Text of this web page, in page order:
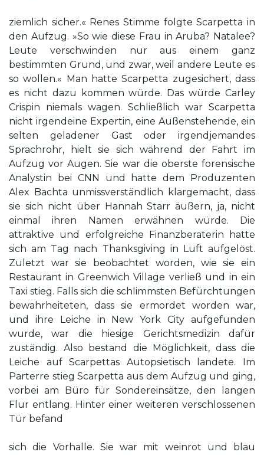
ziemlich sicher.« Renes Stimme folgte Scarpetta in
den Aufzug. »So wie diese Frau in Aruba? Natalee?
Leute verschwinden nur aus einem ganz
bestimmten Grund, und zwar, weil andere Leute es
so wollen.« Man hatte Scarpetta zugesichert, dass
es nicht dazu kommen würde. Das würde Carley
Crispin niemals wagen. Schließlich war Scarpetta
nicht irgendeine Expertin, eine Außenstehende, ein
selten geladener Gast oder irgendjemandes
Sprachrohr, hielt sie sich während der Fahrt im
Aufzug vor Augen. Sie war die oberste forensische
Analystin bei CNN und hatte dem Produzenten
Alex Bachta unmissverständlich klargemacht, dass
sie sich nicht über Hannah Starr äußern, ja, nicht
einmal ihren Namen erwähnen würde. Die
attraktive und erfolgreiche Finanzberaterin hatte
sich am Tag nach Thanksgiving in Luft aufgelöst.
Zuletzt war sie beobachtet worden, wie sie ein
Restaurant in Greenwich Village verließ und in ein
Taxi stieg. Falls sich die schlimmsten Befürchtungen
bewahrheiteten, dass sie ermordet worden war,
und ihre Leiche in New York City aufgefunden
wurde, war die hiesige Gerichtsmedizin dafür
zuständig. Also bestand die Möglichkeit, dass die
Leiche auf Scarpettas Autopsietisch landete. Im
Parterre stieg Scarpetta aus dem Aufzug und ging,
vorbei am Büro für Sondereinsätze, den langen
Flur entlang. Hinter einer weiteren verschlossenen
Tür befand
sich die Vorhalle. Sie war mit weinrot und blau